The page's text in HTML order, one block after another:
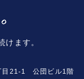
けます。
目21-1 公団ビル1階